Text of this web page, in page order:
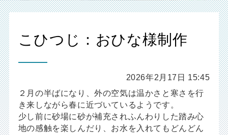
こひつじ：おひな様制作
2026年2月17日 15:45
２月の半ばになり、外の空気は温かさと寒さを行
き来しながら春に近づいているようです。
少し前に砂場に砂が補充されふんわりした踏み心
地の感触を楽しんだり、お水を入れてもどんどん